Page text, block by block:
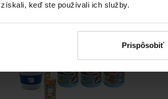
keď ste používali ich služby.
Prispôsobiť